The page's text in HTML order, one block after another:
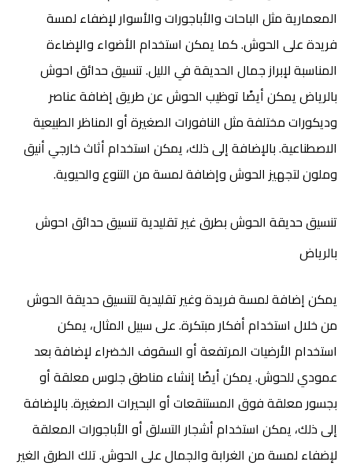
المعمارية مثل الباحات والأباجورات والأسوار لإضفاء لمسة
فريدة على الحوش. كما يمكن استخدام الأضواء والإضاءة
المناسبة لإبراز جمال الحديقة في الليل. تنسيق حدائق احوش
بالرياض يمكن أيضًا توظيب الحوش عن طريق إضافة عناصر
وديكورات مختلفة مثل النافورات الصغيرة أو المناظر الطبيعية
الاصطناعية. بالإضافة إلى ذلك، يمكن استخدام أثاث خارجي أنيق
وملون لتجهيز الحوش وإضافة لمسة من التنوع والحيوية.
تنسيق حديقة الحوش بطرق غير تقليديةتنسيق حدائق احوش
بالرياض
يمكن إضافة لمسة فريدة وغير تقليدية لتنسيق حديقة الحوش
من خلال استخدام أفكار مبتكرة. على سبيل المثال، يمكن
استخدام الأرضيات المرتفعة أو السقوف الخضراء لإضافة بعد
عمودي للحوش. يمكن أيضًا إنشاء مناطق جلوس معلقة أو
بجسور معلقة فوق المستنقعات أو البحيرات الصغيرة. بالإضافة
إلى ذلك، يمكن استخدام أشجار التسلق أو الأباجورات المعلقة
لإضفاء لمسة من الغرابة والجمال على الحوش. تلك الطرق الغير